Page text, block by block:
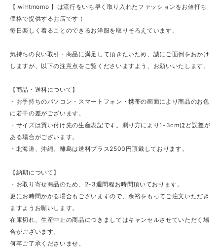
【 wihtmomo 】は流行をいち早く取り入れたファッションをお値打ち
価格で提供するお店です！
毎日楽しく着ることのできるお洋服を取りそろえています。
気持ちの良い取引・商品に満足して頂きたいため、誠にご面倒をおかけ
しますが、以下の注意点をご覧くださいますよう、お願いいたします。
【商品・送料について】
・お手持ちのパソコン・スマートフォン・携帯の画面により商品のお色
に若干の差がございます。
・サイズは買い付け先の生産表記です。測り方により1-3cmほど誤差が
ある場合がございます。
・北海道、沖縄、離島は送料プラス2500円頂戴しております。
【納期について】
・お取り寄せ商品のため、2-3週間程お時間頂いております。
更にお時間かかる場合もございますので、余裕をもってご注文いただき
ますようお願いします。
在庫切れ、生産中止の商品につきましてはキャンセルさせていただく場
合がございます。
何卒ご了承くださいませ。